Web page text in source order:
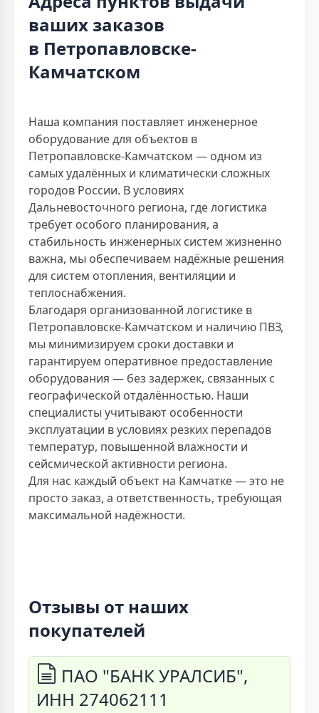
ваших заказов
в Петропавловске-
Камчатском
Наша компания поставляет инженерное
оборудование для объектов в
Петропавловске-Камчатском — одном из
самых удалённых и климатически сложных
городов России. В условиях
Дальневосточного региона, где логистика
требует особого планирования, а
стабильность инженерных систем жизненно
важна, мы обеспечиваем надёжные решения
для систем отопления, вентиляции и
теплоснабжения.
Благодаря организованной логистике в
Петропавловске-Камчатском и наличию ПВЗ,
мы минимизируем сроки доставки и
гарантируем оперативное предоставление
оборудования — без задержек, связанных с
географической отдалённостью. Наши
специалисты учитывают особенности
эксплуатации в условиях резких перепадов
температур, повышенной влажности и
сейсмической активности региона.
Для нас каждый объект на Камчатке — это не
просто заказ, а ответственность, требующая
максимальной надёжности.
Отзывы от наших
покупателей
ПАО "БАНК УРАЛСИБ",
ИНН 274062111